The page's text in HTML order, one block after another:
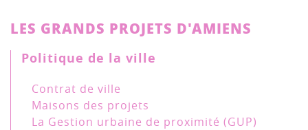
LES GRANDS PROJETS D'AMIENS
Politique de la ville
Contrat de ville
Maisons des projets
La Gestion urbaine de proximité (GUP)